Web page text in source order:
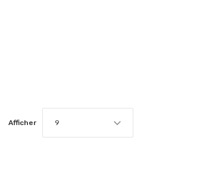
Afficher 9